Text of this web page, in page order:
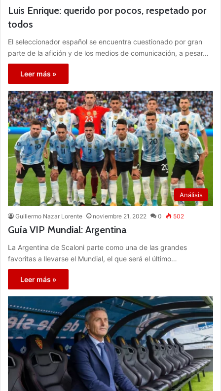
Luis Enrique: querido por pocos, respetado por
todos
El seleccionador español se encuentra cuestionado por gran
parte de la afición y de los medios de comunicación, a pesar…
Leer más »
Análisis
Guillermo Nazar Lorente noviembre 21, 2022 0 502
Guía VIP Mundial: Argentina
La Argentina de Scaloni parte como una de las grandes
favoritas a llevarse el Mundial, el que será el último…
Leer más »